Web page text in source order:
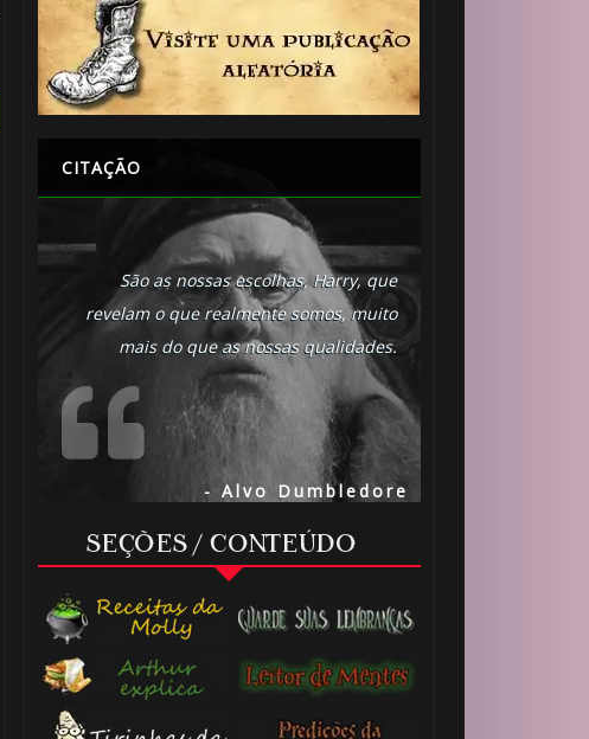
CITAÇÃO
São as nossas escolhas, Harry, que
revelam o que realmente somos, muito
mais do que as nossas qualidades.
- Alvo Dumbledore
SEÇÕES / CONTEÚDO